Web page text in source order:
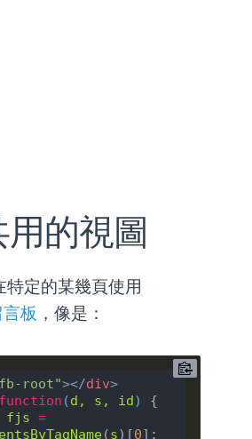
用的視圖
特定的某幾頁使用
板 ，像是：
root"></div>
function (d , s , id) {
fjs =
(s)[0];